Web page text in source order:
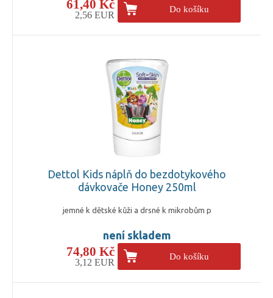
61,40 Kč
2,56 EUR
Do košíku
Dettol Kids náplň do bezdotykového
dávkovače Honey 250ml
jemné k dětské kůži a drsné k mikrobům p
není skladem
74,80 Kč
3,12 EUR
Do košíku